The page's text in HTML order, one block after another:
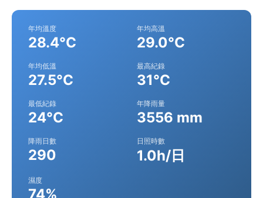
年均溫度
28.4°C
年均高溫
29.0°C
年均低溫
27.5°C
最高紀錄
31°C
最低紀錄
24°C
年降雨量
3556 mm
降雨日數
290
日照時數
1.0h/日
濕度
74%